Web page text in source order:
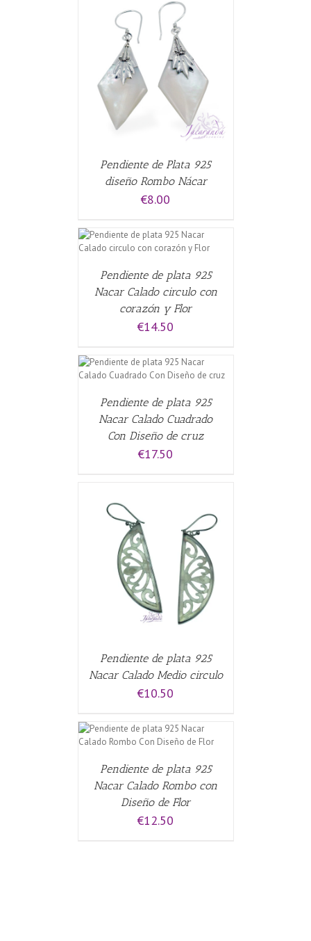
€9.30.
€8.00.
Pendiente de Plata 925
diseño Rombo Nácar
€8.00
Pendiente de plata 925
Nacar Calado circulo con
corazón y Flor
€14.50
Pendiente de plata 925
Nacar Calado Cuadrado
Con Diseño de cruz
€17.50
Pendiente de plata 925
Nacar Calado Medio circulo
€10.50
Pendiente de plata 925
Nacar Calado Rombo con
Diseño de Flor
€12.50